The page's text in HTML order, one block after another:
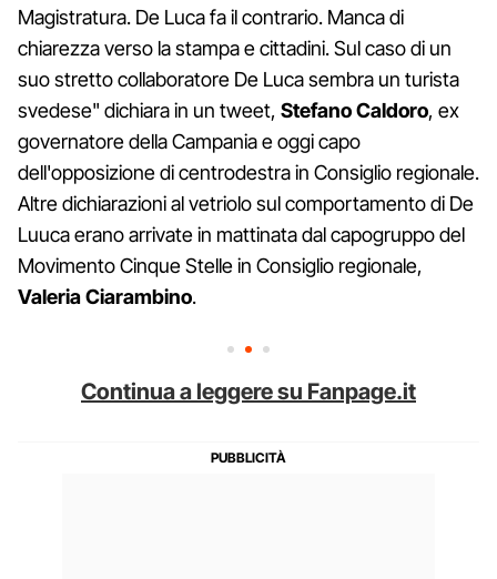
Magistratura. De Luca fa il contrario. Manca di
chiarezza verso la stampa e cittadini. Sul caso di un
suo stretto collaboratore De Luca sembra un turista
svedese" dichiara in un tweet, Stefano Caldoro, ex
governatore della Campania e oggi capo
dell'opposizione di centrodestra in Consiglio regionale.
Altre dichiarazioni al vetriolo sul comportamento di De
Luuca erano arrivate in mattinata dal capogruppo del
Movimento Cinque Stelle in Consiglio regionale,
Valeria Ciarambino.
Continua a leggere su Fanpage.it